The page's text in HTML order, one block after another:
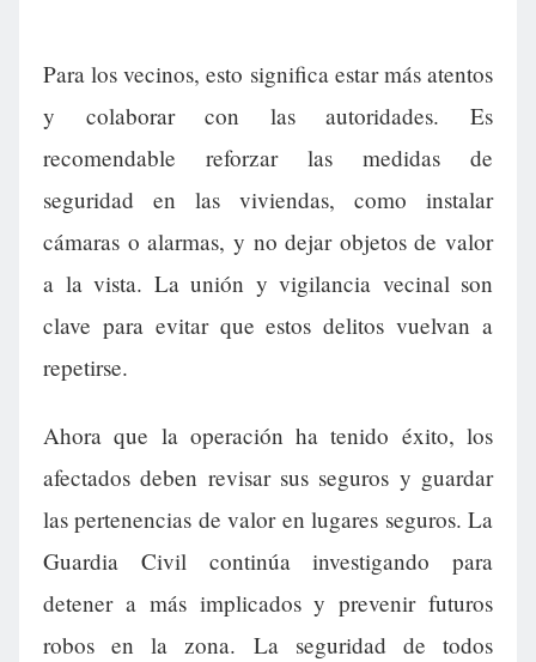
Para los vecinos, esto significa estar más atentos
y colaborar con las autoridades. Es
recomendable reforzar las medidas de
seguridad en las viviendas, como instalar
cámaras o alarmas, y no dejar objetos de valor
a la vista. La unión y vigilancia vecinal son
clave para evitar que estos delitos vuelvan a
repetirse.
Ahora que la operación ha tenido éxito, los
afectados deben revisar sus seguros y guardar
las pertenencias de valor en lugares seguros. La
Guardia Civil continúa investigando para
detener a más implicados y prevenir futuros
robos en la zona. La seguridad de todos